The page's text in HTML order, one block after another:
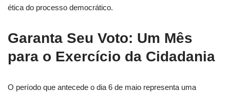
ética do processo democrático.
Garanta Seu Voto: Um Mês
para o Exercício da Cidadania
O período que antecede o dia 6 de maio representa uma